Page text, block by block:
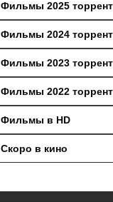
Фильмы 2025 торрент
Фильмы 2024 торрент
Фильмы 2023 торрент
Фильмы 2022 торрент
Фильмы в HD
Скоро в кино